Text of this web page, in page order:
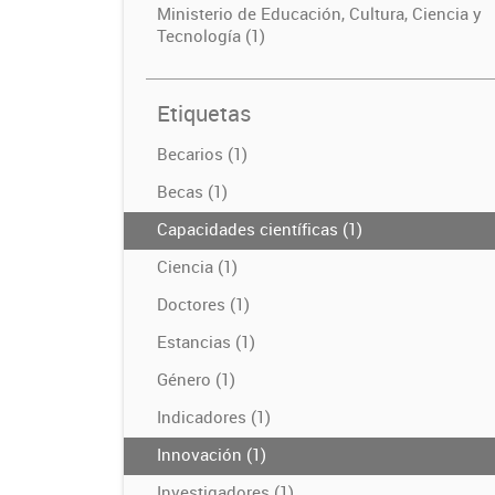
Ministerio de Educación, Cultura, Ciencia y
Tecnología (1)
Etiquetas
Becarios (1)
Becas (1)
Capacidades científicas (1)
Ciencia (1)
Doctores (1)
Estancias (1)
Género (1)
Indicadores (1)
Innovación (1)